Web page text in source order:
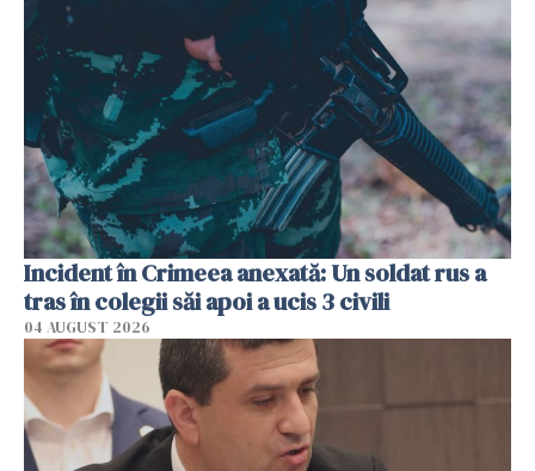
Incident în Crimeea anexată: Un soldat rus a
tras în colegii săi apoi a ucis 3 civili
04 AUGUST 2026